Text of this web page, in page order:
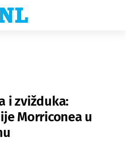
i zvižduka:
Morriconea u